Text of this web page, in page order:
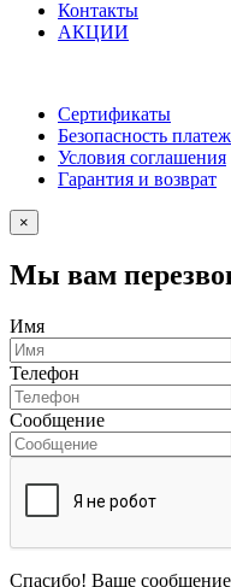
Контакты
АКЦИИ
Сертификаты
Безопасность
Условия соглашения
Гарантия и возврат
×
Мы вам
Имя
Телефон
Сообщение
Спасибо! Ваше сообщение